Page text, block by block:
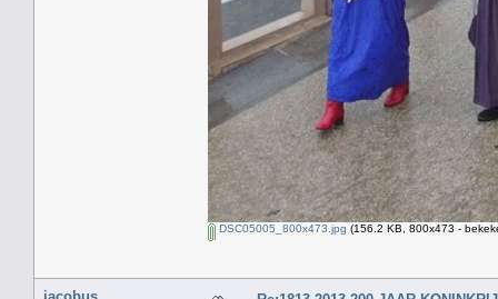
DSC05005_800x473.jpg (156.2 KB, 800x473 -